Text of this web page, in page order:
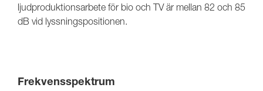
ljudproduktionsarbete för bio och TV är mellan 82 och 85
dB vid lyssningspositionen.
Frekvensspektrum